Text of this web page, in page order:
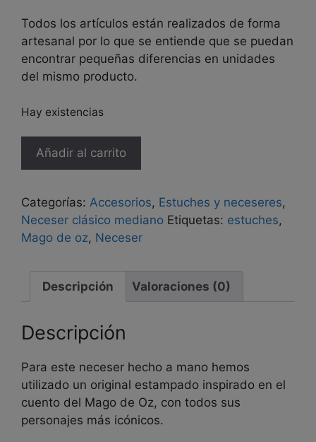
Todos los artículos están realizados de forma
artesanal por lo que se entiende que se puedan
encontrar pequeñas diferencias en unidades
del mismo producto.
Hay existencias
Neceser
Oz".
cantidad
Añadir al carrito
Categorías: Accesorios, Estuches y neceseres,
Neceser clásico mediano Etiquetas: estuches,
Mago de oz, Neceser
Descripción Valoraciones (0)
Descripción
Para este neceser hecho a mano hemos
utilizado un original estampado inspirado en el
cuento del Mago de Oz, con todos sus
personajes más icónicos.